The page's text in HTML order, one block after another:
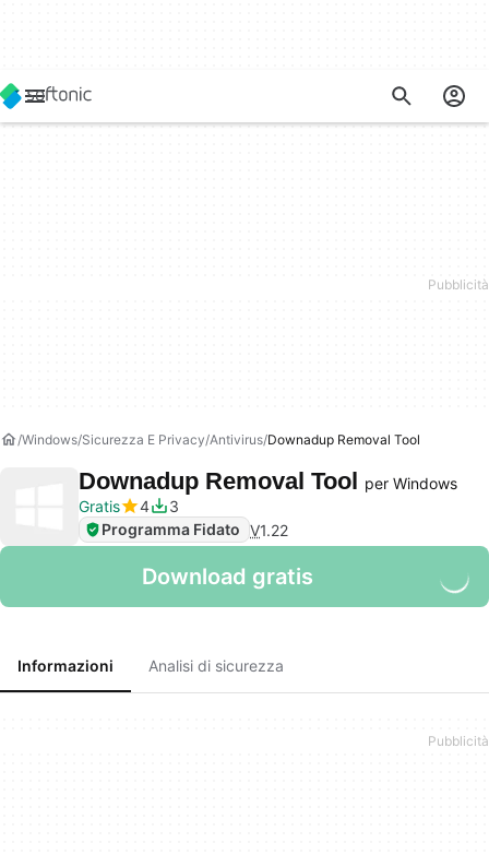
Windows Sicurezza E Privacy Antivirus Downadup Removal Tool
Downadup Removal Tool per Windows
Gratis
4
3
Programma Fidato V1.22
Download gratis
Informazioni Analisi di sicurezza